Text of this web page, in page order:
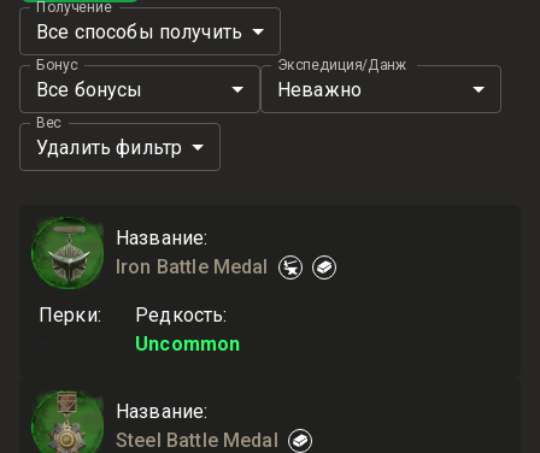
Получение
Все способы получить
Бонус
Все бонусы
Экспедиция/Данж
Неважно
Вес
Удалить фильтр
Название:
Iron Battle Medal
Перки:
Редкость:
Uncommon
Название:
Steel Battle Medal